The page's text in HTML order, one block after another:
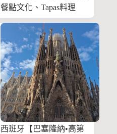
餐點文化、Tapas料理
西班牙【巴塞隆納•高第